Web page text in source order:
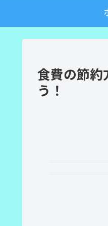
食費の節約
う！